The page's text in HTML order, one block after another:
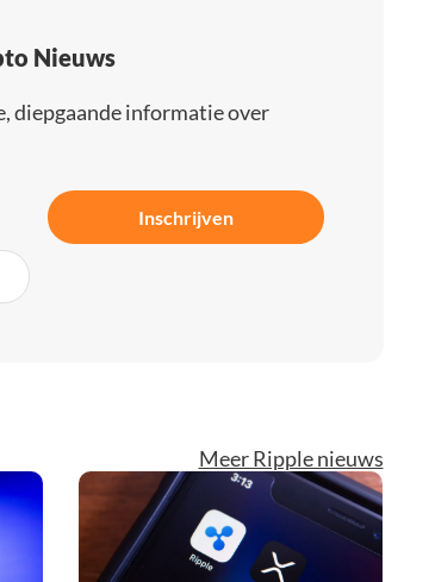
Nieuws
diepgaande informatie over
Inschrijven
Meer Ripple nieuws